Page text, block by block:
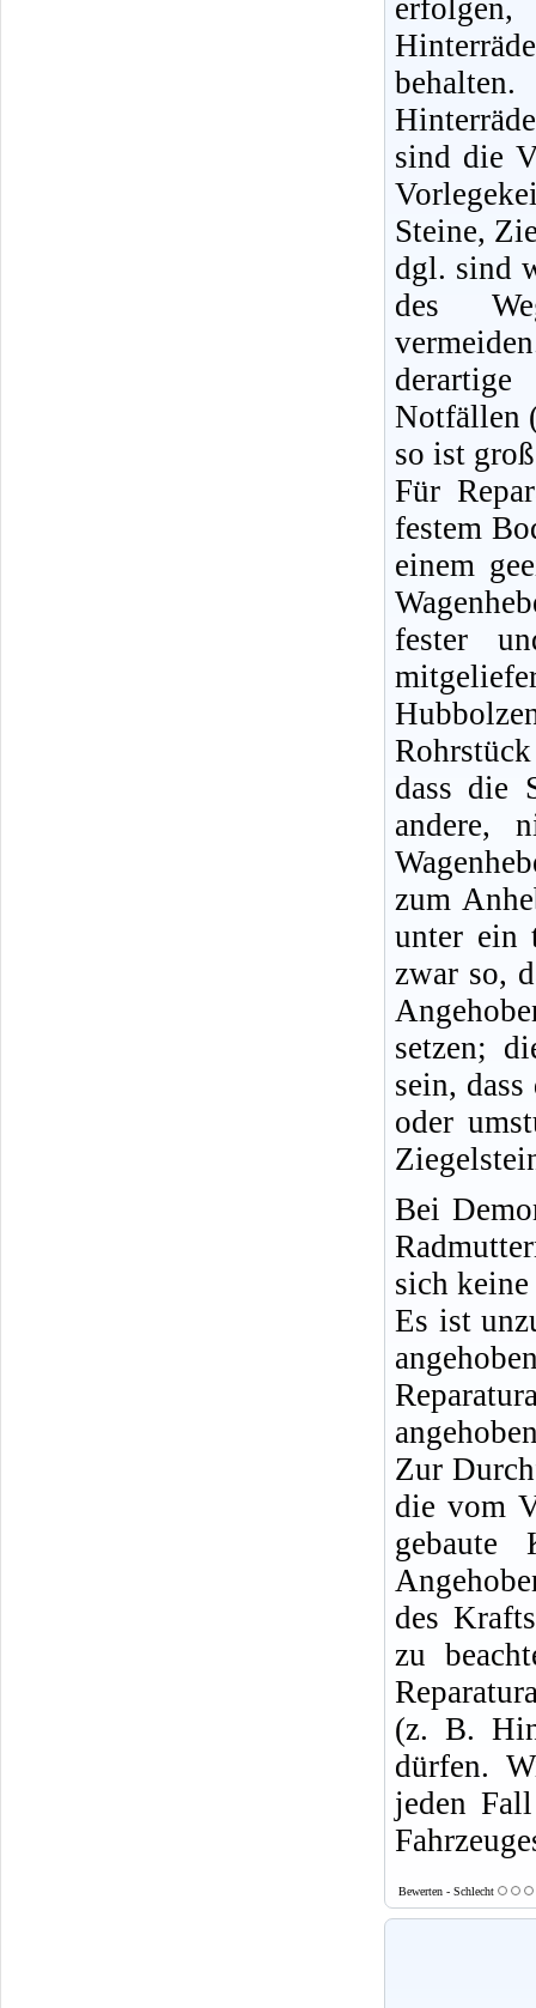
sind die
Steine,
dgl. sind
des
Notfällen
so ist
Für
festem
einem
fester
dass die
andere,
zum
unter ein
zwar so,
setzen;
sein,
oder
Bei
sich keine
Es ist
Zur
die vom
gebaute
des
zu
(z. B.
dürfen.
jeden
Bewerten - Schlecht